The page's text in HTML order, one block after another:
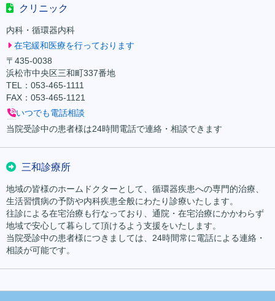
クリニック
内科・循環器内科
在宅緩和医療を行っております
〒435-0038
浜松市中央区三和町337番地
TEL：053-465-1111
FAX：053-465-1121
いつでも電話相談
当院受診中の患者様は24時間電話で連絡・相談できます
三和診療所
地域の皆様のホームドクターとして、循環器疾患への専門的治療、
生活習慣病の予防や内科疾患全般にわたり診療いたします。
往診による在宅治療も行なっており、通院・在宅治療にかかわらず
地域で安心して暮らして頂けるよう支援をいたします。
当院受診中の患者様につきましては、24時間常に電話による連絡・
相談が可能です。